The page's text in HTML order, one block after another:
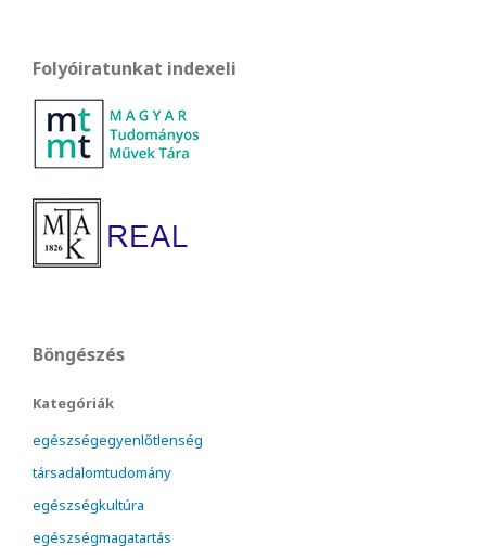
Folyóiratunkat indexeli
Böngészés
Kategóriák
egészségegyenlőtlenség
társadalomtudomány
egészségkultúra
egészségmagatartás